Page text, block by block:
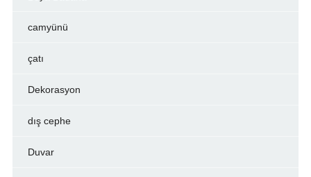
camyünü
çatı
Dekorasyon
dış cephe
Duvar